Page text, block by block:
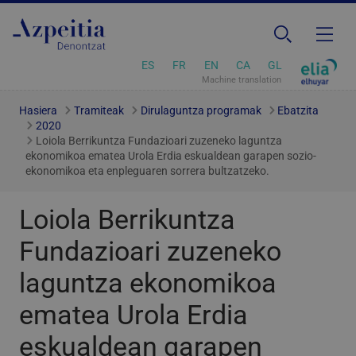
ES FR EN CA GL
Machine translation
Hasiera Tramiteak Dirulaguntza programak
Ebatzita
2020
Loiola Berrikuntza Fundazioari zuzeneko laguntza
ekonomikoa ematea Urola Erdia eskualdean garapen sozio-
ekonomikoa eta enpleguaren sorrera bultzatzeko.
Loiola Berrikuntza
Fundazioari zuzeneko
laguntza ekonomikoa
ematea Urola Erdia
eskualdean garapen